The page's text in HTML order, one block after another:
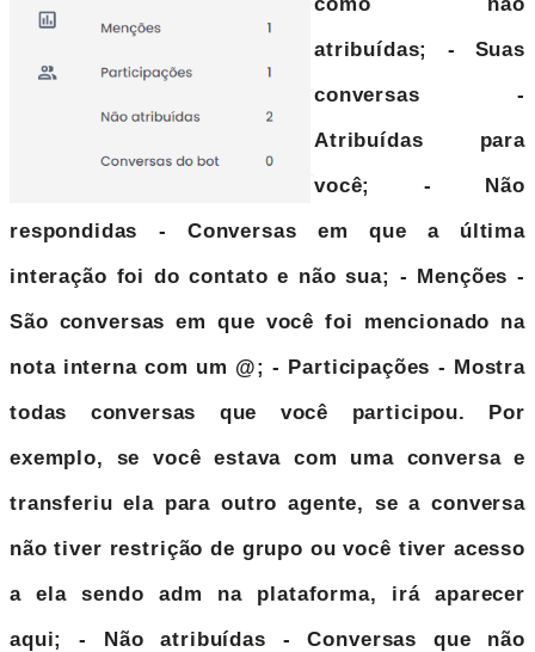
atribuídas; - Suas
conversas -
Atribuídas para
você; - Não
respondidas - Conversas em que a última
interação foi do contato e não sua; - Menções-
São conversas em que você foi mencionado na
nota interna com um @;- Participações - Mostra
todas conversas que você participou. Por
exemplo, se você estava com uma conversa e
transferiu ela para outro agente, se a conversa
não tiver restrição de grupo ou você tiver acesso
a ela sendo adm na plataforma, irá aparecer
aqui;- Não atribuídas - Conversas que não